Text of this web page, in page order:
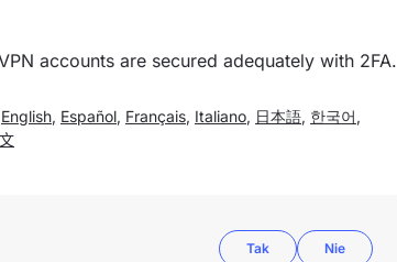
accounts are secured adequately with 2FA.
English, Español, Français, Italiano, 日本語, 한국어 ,
Tak Nie